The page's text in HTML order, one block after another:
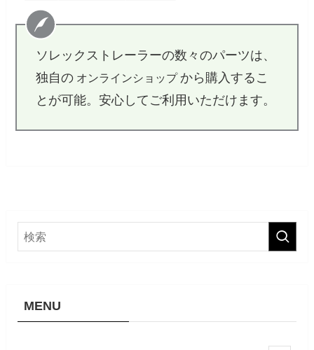
ソレックストレーラーの数々のパーツは、
独自の オンラインショップ から購入するこ
とが可能。安心してご利用いただけます。
MENU